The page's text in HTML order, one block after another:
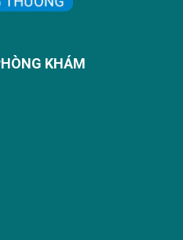
KHÁM